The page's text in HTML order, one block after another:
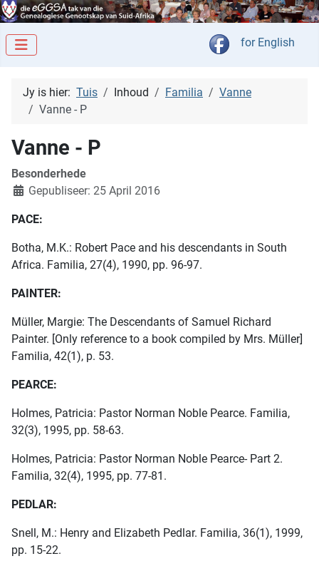
Kies jou taal
for English
Jy is hier: Tuis Inhoud Familia
Vanne
Vanne - P
Vanne - P
Besonderhede
Gepubliseer: 25 April 2016
PACE:
Botha, M.K.: Robert Pace and his descendants in South
Africa. Familia, 27(4), 1990, pp. 96-97.
PAINTER:
Müller, Margie: The Descendants of Samuel Richard
Painter. [Only reference to a book compiled by Mrs. Müller]
Familia, 42(1), p. 53.
PEARCE:
Holmes, Patricia: Pastor Norman Noble Pearce. Familia,
32(3), 1995, pp. 58-63.
Holmes, Patricia: Pastor Norman Noble Pearce- Part 2.
Familia, 32(4), 1995, pp. 77-81.
PEDLAR:
Snell, M.: Henry and Elizabeth Pedlar. Familia, 36(1), 1999,
pp. 15-22.